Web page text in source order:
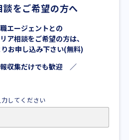
談をご希望の方へ
エージェントとの
ア相談をご希望の方は、
お申し込み下さい(無料)
収集だけでも歓迎 ／
してください